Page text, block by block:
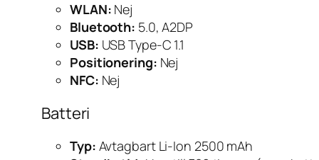
WLAN: Nej
Bluetooth: 5.0, A2DP
USB: USB Type-C 1.1
Positionering: Nej
NFC: Nej
Batteri
Typ: Avtagbart Li-Ion 2500 mAh